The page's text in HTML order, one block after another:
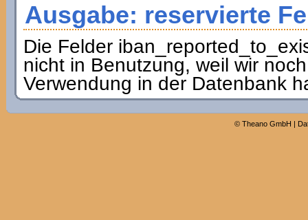
Ausgabe: reservierte
Die Felder
nicht in Benutzung, weil wir
Verwendung in der Datenbank
© Theano GmbH |